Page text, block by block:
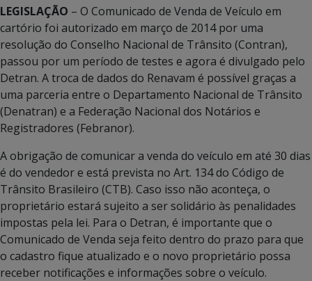
LEGISLAÇÃO – O Comunicado de Venda de Veículo em
cartório foi autorizado em março de 2014 por uma
resolução do Conselho Nacional de Trânsito (Contran),
passou por um período de testes e agora é divulgado pelo
Detran. A troca de dados do Renavam é possível graças a
uma parceria entre o Departamento Nacional de Trânsito
(Denatran) e a Federação Nacional dos Notários e
Registradores (Febranor).
A obrigação de comunicar a venda do veículo em até 30 dias
é do vendedor e está prevista no Art. 134 do Código de
Trânsito Brasileiro (CTB). Caso isso não aconteça, o
proprietário estará sujeito a ser solidário às penalidades
impostas pela lei. Para o Detran, é importante que o
Comunicado de Venda seja feito dentro do prazo para que
o cadastro fique atualizado e o novo proprietário possa
receber notificações e informações sobre o veículo.